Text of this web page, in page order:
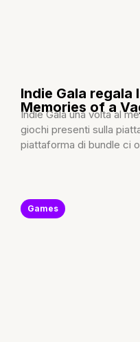
Indie Gala regala
Memories of a
Indie Gala una volta al
giochi presenti sulla
piattaforma di bundle ci
Games